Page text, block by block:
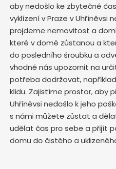
aby nedošlo ke zbytečné
vyklízení v Praze v Uhříněvsi
projdeme nemovitost a
které v domě zůstanou a
do posledního šroubku a
vhodné nás upozornit na
potřeba dodržovat,
klidu. Zajistíme prostor, aby
Uhříněvsi nedošlo k jeho
s námi můžete zůstat a
udělat čas pro sebe a přijít
domu do čistého a